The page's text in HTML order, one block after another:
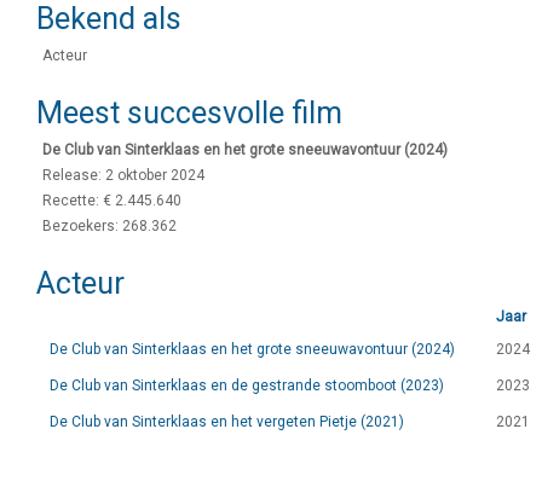
Bekend als
Acteur
Meest succesvolle film
De Club van Sinterklaas en het grote sneeuwavontuur (2024)
Release: 2 oktober 2024
Recette: € 2.445.640
Bezoekers: 268.362
Acteur
Jaar
De Club van Sinterklaas en het grote sneeuwavontuur (2024)
2024
De Club van Sinterklaas en de gestrande stoomboot (2023) 2023
De Club van Sinterklaas en het vergeten Pietje (2021) 2021